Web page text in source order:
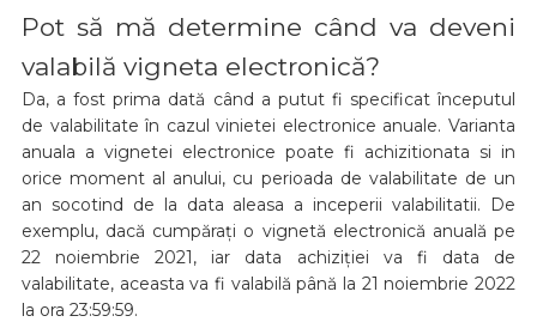
Pot să mă determine când va deveni
valabilă vigneta electronică?
Da, a fost prima dată când a putut fi specificat începutul
de valabilitate în cazul vinietei electronice anuale. Varianta
anuala a vignetei electronice poate fi achizitionata si in
orice moment al anului, cu perioada de valabilitate de un
an socotind de la data aleasa a inceperii valabilitatii. De
exemplu, dacă cumpărați o vignetă electronică anuală pe
22 noiembrie 2021, iar data achiziției va fi data de
valabilitate, aceasta va fi valabilă până la 21 noiembrie 2022
la ora 23:59:59.